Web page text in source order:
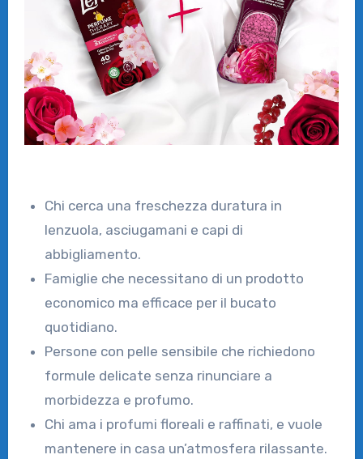
Chi cerca una freschezza duratura in
lenzuola, asciugamani e capi di
abbigliamento.
Famiglie che necessitano di un prodotto
economico ma efficace per il bucato
quotidiano.
Persone con pelle sensibile che richiedono
formule delicate senza rinunciare a
morbidezza e profumo.
Chi ama i profumi floreali e raffinati, e vuole
mantenere in casa un’atmosfera rilassante.